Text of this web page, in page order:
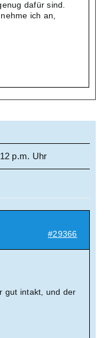
dafür sind.
ich an,
p.m. Uhr
#29366
gut intakt, und der